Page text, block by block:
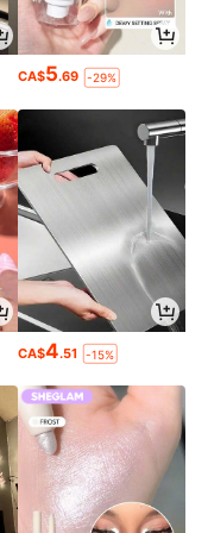
CA$5.69 -29%
CA$4.51 -15%